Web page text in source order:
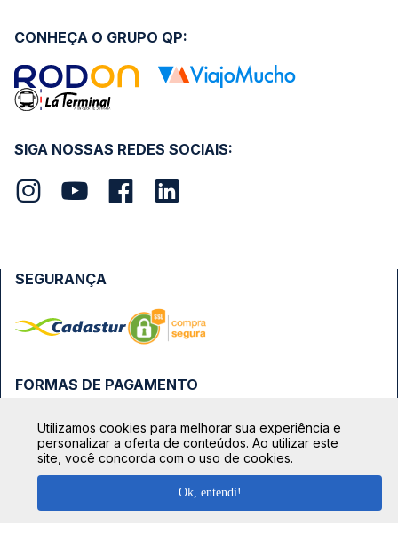
SIGA NOSSAS REDES SOCIAIS:
CONHEÇA O GRUPO QP:
FORMAS DE PAGAMENTO
SEGURANÇA
Utilizamos cookies para melhorar sua experiência e
personalizar a oferta de conteúdos. Ao utilizar este
site, você concorda com o uso de cookies.
Ok, entendi!